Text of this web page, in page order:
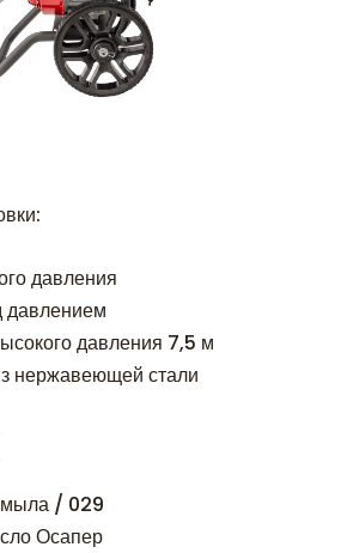
давления
давлением
давления 7,5 м
нержавеющей стали
мыла / 029
Осапер